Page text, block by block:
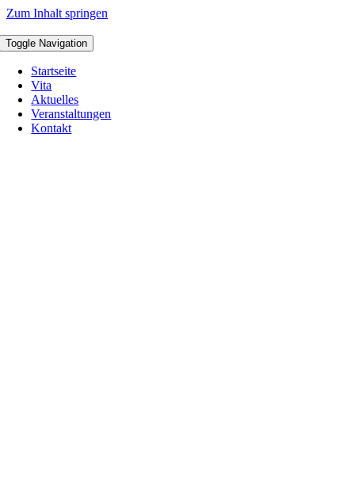
Zum Inhalt springen
Toggle Navigation
Startseite
Vita
Aktuelles
Veranstaltungen
Kontakt